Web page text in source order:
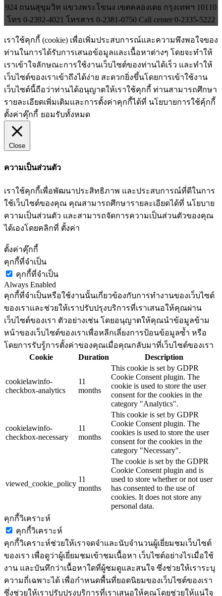
924 ถนนสุขุมวิท แขวงพระโขนง เขตคลองเตย กรุงเทพฯ 10110
โทร 0-2392-4021 โทรสาร 0-2381-0750 Call center 0-2335-5222
เราใช้คุกกี้ (cookie) เพื่อเพิ่มประสบการณ์และความพึงพอใจของ
ท่านในการได้รับการเสนอข้อมูลและเนื้อหาต่างๆ โดยจะทำให้
เราเข้าใจลักษณะการใช้งานเว็บไซต์ของท่านได้เร็ว และทำให้
เว็บไซต์ของเราเข้าถึงได้ง่าย สะดวกยิ่งขึ้นโดยการเข้าใช้งาน
เว็บไซต์นี้ถือว่าท่านได้อนุญาตให้เราใช้คุกกี้ ท่านสามารถศึกษา
รายละเอียดเพิ่มเติมและการตั้งค่าคุกกี้ได้ที่ นโยบายการใช้คุ้กกี้
ตั้งค่าคุ๊กกี้ ยอมรับทั้งหมด
Close
ความเป็นส่วนตัว
เราใช้คุกกี้เพื่อพัฒนาประสิทธิภาพ และประสบการณ์ที่ดีในการ
ใช้เว็บไซต์ของคุณ คุณสามารถศึกษารายละเอียดได้ที่ นโยบาย
ความเป็นส่วนตัว และสามารถจัดการความเป็นส่วนตัวของคุณ
ได้เองโดยคลิกที่ ตั้งค่า
ตั้งค่าคุ๊กกี้
คุกกี้ที่จำเป็น
คุกกี้ที่จำเป็น
Always Enabled
คุกกี้ที่จำเป็นหรือใช้งานนั้นเกี่ยวข้องกับการทำงานของเว็บไซต์
ของเราและช่วยให้เราปรับปรุงบริการที่เราเสนอให้คุณผ่าน
เว็บไซต์ของเรา ตัวอย่างเช่น โดยอนุญาตให้คุณนำข้อมูลข้าม
หน้าของเว็บไซต์ของเราเพื่อหลีกเลี่ยงการป้อนข้อมูลซ้ำ หรือ
โดยการรับรู้การตั้งค่าของคุณเมื่อคุณกลับมาที่เว็บไซต์ของเรา
Cookie
Duration Description
cookielawinfo-
checkbox-analytics
11
months
This cookie is set by GDPR
Cookie Consent plugin. The
cookie is used to store the user
consent for the cookies in the
category "Analytics".
cookielawinfo-
checkbox-necessary
11
months
This cookie is set by GDPR
Cookie Consent plugin. The
cookies is used to store the user
consent for the cookies in the
category "Necessary".
viewed_cookie_policy
11
months
The cookie is set by the GDPR
Cookie Consent plugin and is
used to store whether or not user
has consented to the use of
cookies. It does not store any
personal data.
คุกกี้วิเคราะห์
คุกกี้วิเคราะห์
คุกกี้วิเคราะห์ช่วยให้เราจดจำและนับจำนวนผู้เยี่ยมชมเว็บไซต์
ของเรา เพื่อดูว่าผู้เยี่ยมชมเข้าชมเนื้อหา เว็บไซต์อย่างไรเมื่อใช้
งาน และบันทึกว่าเนื้อหาใดที่ผู้ชมดูและสนใจ ซึ่งช่วยให้เราระบุ
ความถี่เฉพาะได้ เพื่อกำหนดพื้นที่ยอดนิยมของเว็บไซต์ของเรา
ซึ่งช่วยให้เราปรับปรุงบริการที่เราเสนอให้คุณโดยช่วยให้แน่ใจ